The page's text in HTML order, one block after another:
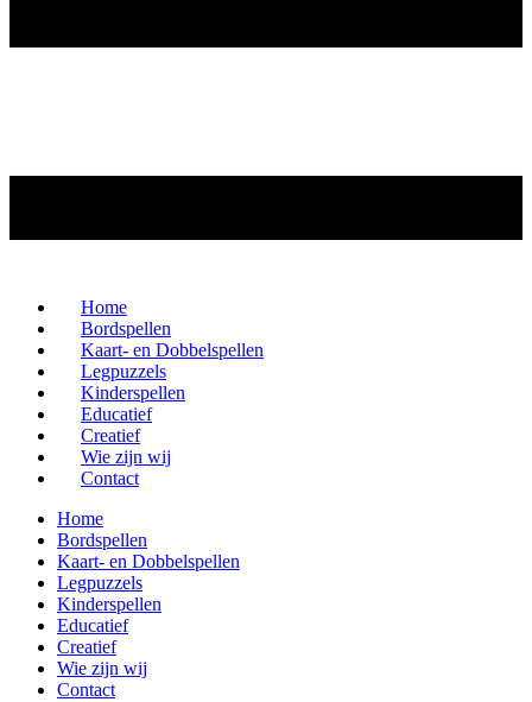
Home
Bordspellen
Kaart- en Dobbelspellen
Legpuzzels
Kinderspellen
Educatief
Creatief
Wie zijn wij
Contact
Home
Bordspellen
Kaart- en Dobbelspellen
Legpuzzels
Kinderspellen
Educatief
Creatief
Wie zijn wij
Contact